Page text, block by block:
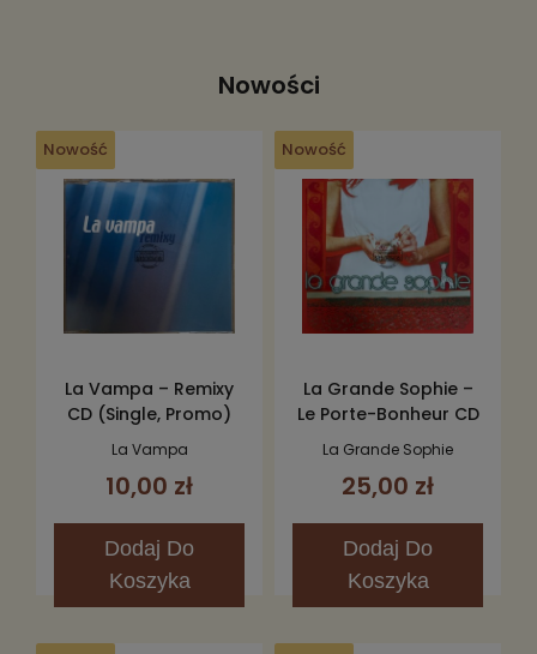
Nowości
Nowość
La Vampa – Remixy
CD (Single, Promo)
La Vampa
10,00 zł
Dodaj Do
Koszyka
Nowość
La Grande Sophie –
Le Porte-Bonheur CD
La Grande Sophie
25,00 zł
Dodaj Do
Koszyka